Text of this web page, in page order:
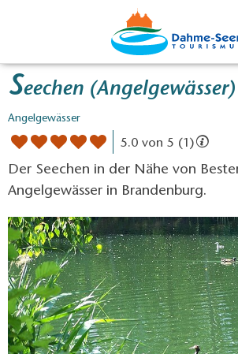
Seechen (Angelgewässer)
Angelgewässer
5.0 von 5 (1)
Der Seechen in der Nähe von
Angelgewässer in Brandenburg.